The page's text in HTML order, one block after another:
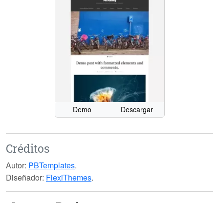
Demo Descargar
Créditos
Autor: PBTemplates.
Diseñador: FlexiThemes.